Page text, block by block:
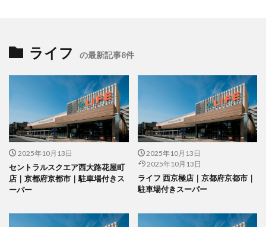
ライフ の最新記事8件
2025年10月13日
セントラルスクエア西大路花屋町
店｜京都府京都市｜駐車場付きス
ーパー
2025年10月13日
2025年10月13日
ライフ 西京極店｜京都府京都市｜
駐車場付きスーパー